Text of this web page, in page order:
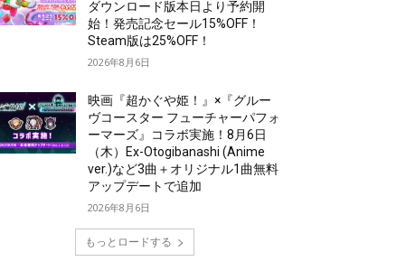
ダウンロード版本日より予約開
始！発売記念セール15%OFF！
Steam版は25%OFF！
2026年8月6日
映画『超かぐや姫！』×『グルー
ヴコースター フューチャーパフォ
ーマーズ』コラボ実施！8月6日
（木）Ex-Otogibanashi (Anime
ver.)など3曲＋オリジナル1曲無料
アップデートで追加
2026年8月6日
もっとロードする